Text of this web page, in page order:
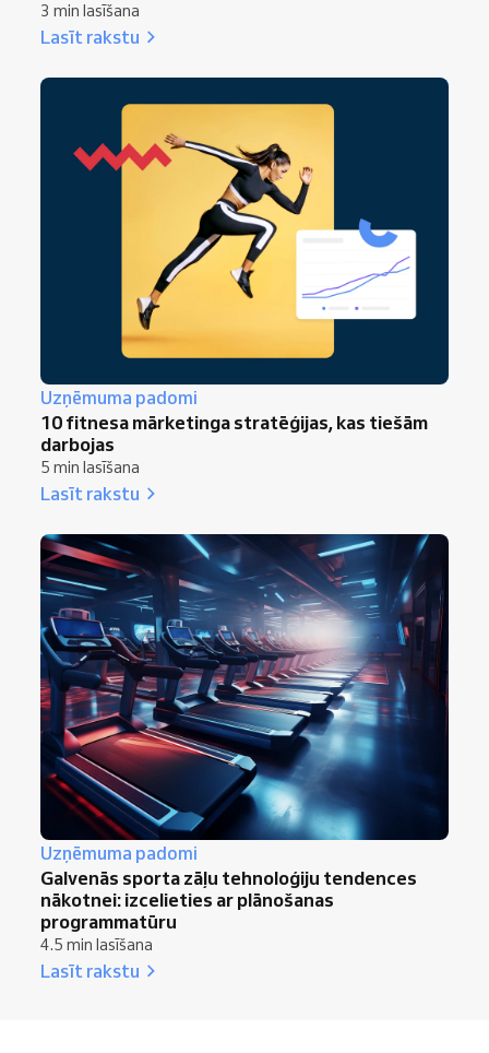
3 min lasīšana
Lasīt rakstu
Uzņēmuma padomi
10 fitnesa mārketinga stratēģijas, kas tiešām
darbojas
5 min lasīšana
Lasīt rakstu
Uzņēmuma padomi
Galvenās sporta zāļu tehnoloģiju tendences
nākotnei: izcelieties ar plānošanas
programmatūru
4.5 min lasīšana
Lasīt rakstu